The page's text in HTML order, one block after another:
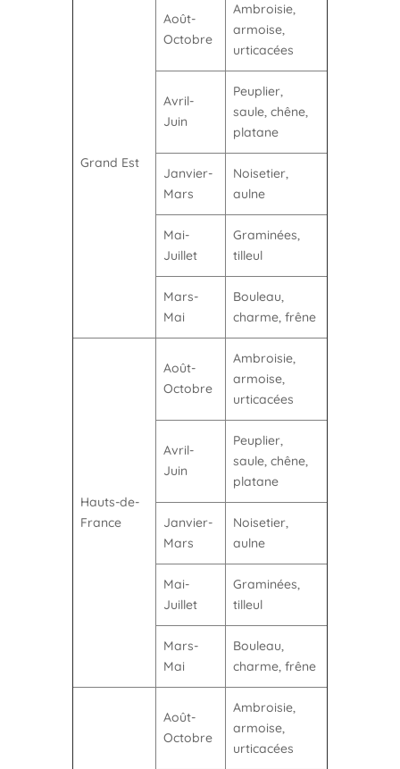
Grand Est
Août-
Octobre
Ambroisie,
armoise,
urticacées
Avril-
Juin
Peuplier,
saule, chêne,
platane
Janvier-
Mars
Noisetier,
aulne
Mai-
Juillet
Graminées,
tilleul
Mars-
Mai
Bouleau,
charme, frêne
Hauts-de-
France
Août-
Octobre
Ambroisie,
armoise,
urticacées
Avril-
Juin
Peuplier,
saule, chêne,
platane
Janvier-
Mars
Noisetier,
aulne
Mai-
Juillet
Graminées,
tilleul
Mars-
Mai
Bouleau,
charme, frêne
Août-
Octobre
Ambroisie,
armoise,
urticacées